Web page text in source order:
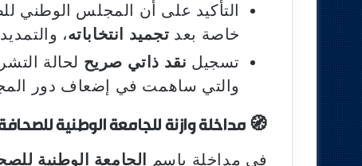
التأكيد على أن المجلس الوطني
خاصة بعد تجميد انتخاباته،
تسجيل نقد ذاتي صريح لحالة
والتي ساهمت في إضعاف دور
🧭 مداخلة وازنة للجامعة الوطنية
في مداخلة باسم الجامعة الوطنية